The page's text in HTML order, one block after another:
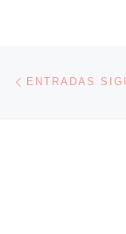
ENTRADAS